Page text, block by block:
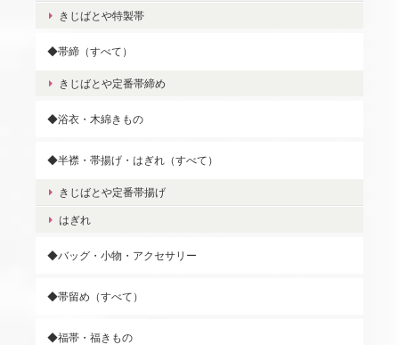
きじばとや特製帯
◆帯締（すべて）
きじばとや定番帯締め
◆浴衣・木綿きもの
◆半襟・帯揚げ・はぎれ（すべて）
きじばとや定番帯揚げ
はぎれ
◆バッグ・小物・アクセサリー
◆帯留め（すべて）
◆福帯・福きもの